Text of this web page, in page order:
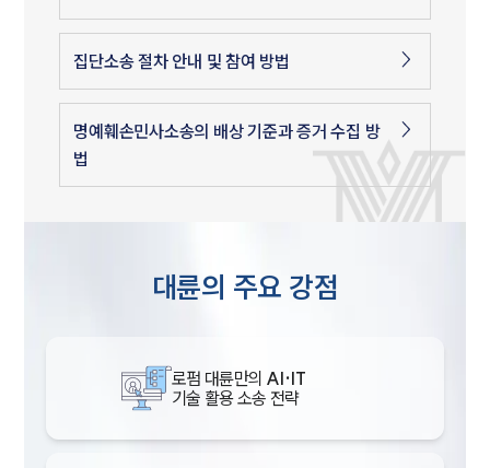
집단소송 절차 안내 및 참여 방법
명예훼손민사소송의 배상 기준과 증거 수집 방
법
대륜의 주요 강점
로펌 대륜만의 AI·IT
기술 활용 소송 전략